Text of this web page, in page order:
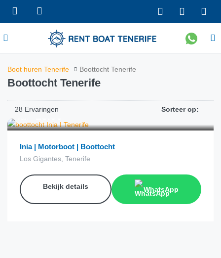
Boot huren Tenerife Boottocht Tenerife
Boottocht Tenerife
28 Ervaringen
Sorteer op:
€ 28.00
Inia | Motorboot | Boottocht
Los Gigantes, Tenerife
Bekijk details WhatsApp